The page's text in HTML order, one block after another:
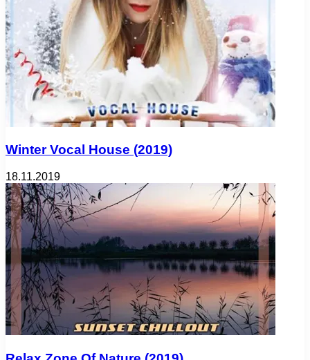
Winter Vocal House (2019)
18.11.2019